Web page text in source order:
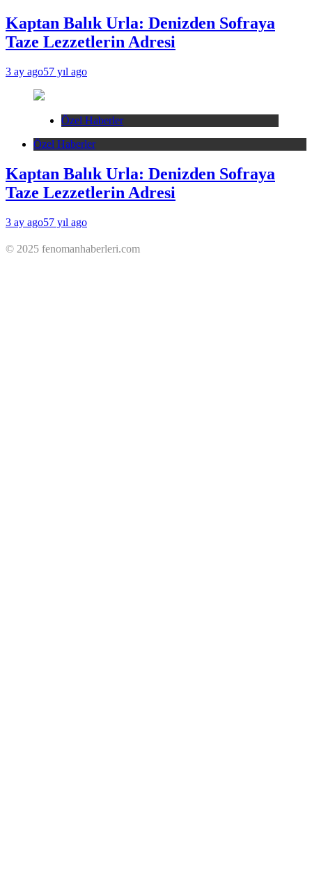
Kaptan Balık Urla: Denizden Sofraya
Taze Lezzetlerin Adresi
3 ay ago57 yıl ago
Özel Haberler
Özel Haberler
Kaptan Balık Urla: Denizden Sofraya
Taze Lezzetlerin Adresi
3 ay ago57 yıl ago
© 2025 fenomanhaberleri.com